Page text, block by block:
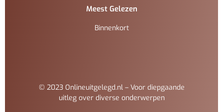
Meest Gelezen
Binnenkort
© 2023 Onlineuitgelegd.nl – Voor diepgaande
uitleg over diverse onderwerpen